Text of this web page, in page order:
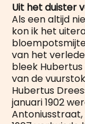
Uit het duister
Als een altijd
kon ik het
van het
bleek
van de
Hubertus
januari 1902
Antoniusstraat,